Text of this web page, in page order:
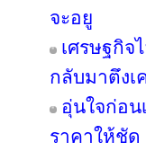
จะอยู
เศรษฐกิ
กลับมาตึงเ
อุ่นใจก่อ
ราคาให้ชัด